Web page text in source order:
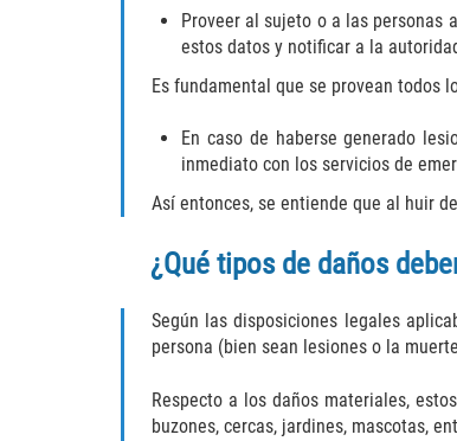
Proveer al sujeto o a las personas
estos datos y notificar a la
Es fundamental que se provean todos
En caso de haberse generado
inmediato con los servicios de
Así entonces, se entiende que al huir
¿Qué tipos de daños
Según las disposiciones legales
persona (bien sean lesiones o la
Respecto a los daños materiales,
buzones, cercas, jardines, mascotas,